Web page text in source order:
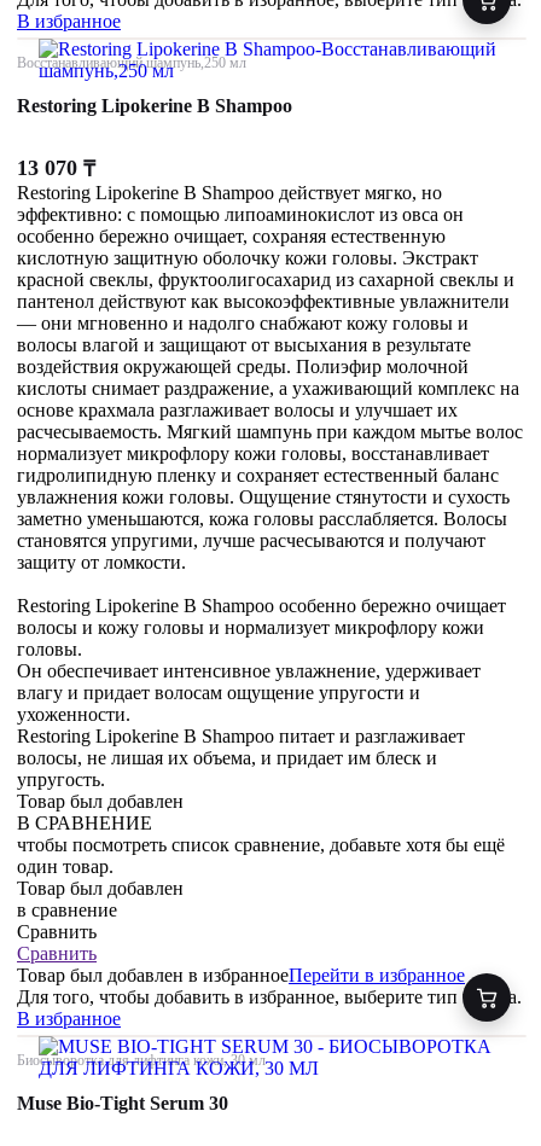
В избранное
Восстанавливающий шампунь,250 мл
Restoring Lipokerine B Shampoo
13 070 ₸
Restoring Lipokerine B Shampoo действует мягко, но
эффективно: с помощью липоаминокислот из овса он
особенно бережно очищает, сохраняя естественную
кислотную защитную оболочку кожи головы. Экстракт
красной свеклы, фруктоолигосахарид из сахарной свеклы и
пантенол действуют как высокоэффективные увлажнители
— они мгновенно и надолго снабжают кожу головы и
волосы влагой и защищают от высыхания в результате
воздействия окружающей среды. Полиэфир молочной
кислоты снимает раздражение, а ухаживающий комплекс на
основе крахмала разглаживает волосы и улучшает их
расчесываемость. Мягкий шампунь при каждом мытье волос
нормализует микрофлору кожи головы, восстанавливает
гидролипидную пленку и сохраняет естественный баланс
увлажнения кожи головы. Ощущение стянутости и сухость
заметно уменьшаются, кожа головы расслабляется. Волосы
становятся упругими, лучше расчесываются и получают
защиту от ломкости.
Restoring Lipokerine B Shampoo особенно бережно очищает
волосы и кожу головы и нормализует микрофлору кожи
головы.
Он обеспечивает интенсивное увлажнение, удерживает
влагу и придает волосам ощущение упругости и
ухоженности.
Restoring Lipokerine B Shampoo питает и разглаживает
волосы, не лишая их объема, и придает им блеск и
упругость.
Товар был добавлен
В СРАВНЕНИЕ
чтобы посмотреть список сравнение, добавьте хотя бы ещё
один товар.
Товар был добавлен
в сравнение
Сравнить
Сравнить
Товар был добавлен в избранноеПерейти в избранное
Для того, чтобы добавить в избранное, выберите тип товара.
В избранное
Биосыворотка для лифтинга кожи, 30 мл
Muse Bio-Tight Serum 30